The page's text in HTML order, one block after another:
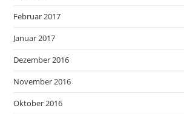
Februar 2017
Januar 2017
Dezember 2016
November 2016
Oktober 2016